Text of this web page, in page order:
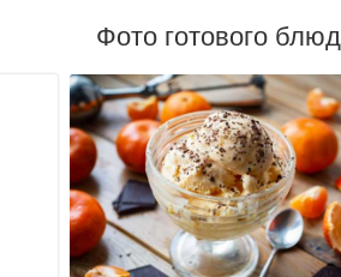
Фото готового